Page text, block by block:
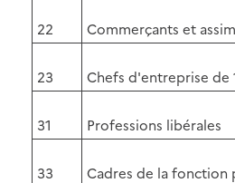
22 Commerçants et
23 Chefs d'entreprise de
31 Professions libérales
33 Cadres de la fonction